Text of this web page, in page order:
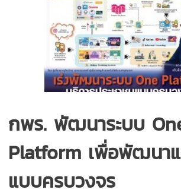
กพร. พัฒนาระบบ
Platform เพื่อพัฒนา
แบบครบวงจร